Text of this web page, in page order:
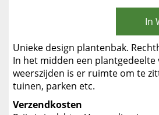
In
Unieke design plantenbak.
In het midden een plantgedeelte
weerszijden is er ruimte om te
tuinen, parken etc.
Verzendkosten